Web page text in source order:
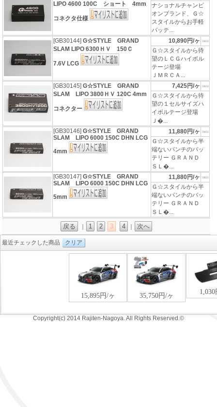
LIPO 4600 100C ショート 4mm
コネクタ仕様
ナショナルチャンピ
オンブランド、Ｇ☆
スタイルからお手軽
バッテ...
[GB30144]G☆STYLE GRAND
SLAM LIPO 6300ＨＶ 150Ｃ
7.6V LCG
10,890円/ヶ
Ｇ☆スタイルから待
望のＬＣＧハイボル
テージ登場
ＪＭＲＣＡ...
[GB30145]G☆STYLE GRAND
SLAM LIPO 3800ＨＶ 120C 4mm
コネクター
7,425円/ヶ
Ｇ☆スタイルから待
望の１セルサイズハ
イボルテージ登場
Ｊ�...
[GB30146]G☆STYLE GRAND
SLAM LIPO 6000 150C DHN LCG
4mm
11,880円/ヶ
Ｇ☆スタイルから半
端ないパンチのバッ
テリー ＧＲＡＮＤ
ＳＬ�...
[GB30147]G☆STYLE GRAND
SLAM LIPO 6000 150C DHN LCG
5mm
11,880円/ヶ
Ｇ☆スタイルから半
端ないパンチのバッ
テリー ＧＲＡＮＤ
ＳＬ�...
戻る 1 2 3 4 次へ
最近チェックした商品 クリア
Copyright(c) 2014 Rajiten-Nagoya. All Rights Reserved.©